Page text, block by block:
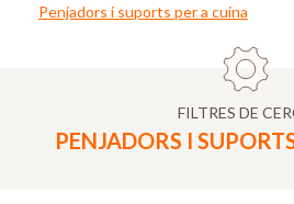
Penjadors i suports per a cuina
FILTRES DE
PENJADORS I